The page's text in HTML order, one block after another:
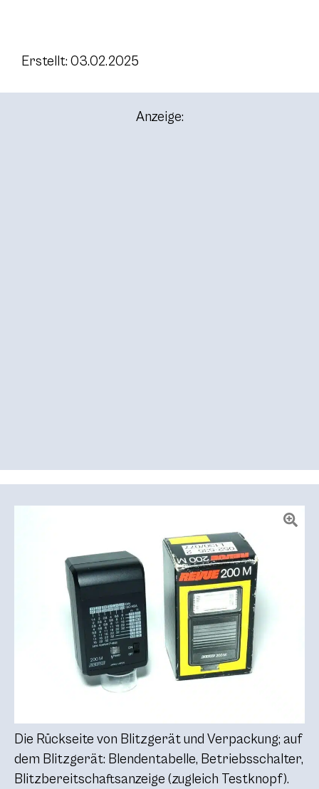
Erstellt: 03.02.2025
Anzeige:
Die Rückseite von Blitzgerät und Verpackung; auf
dem Blitzgerät: Blendentabelle, Betriebsschalter,
Blitzbereitschaftsanzeige (zugleich Testknopf).